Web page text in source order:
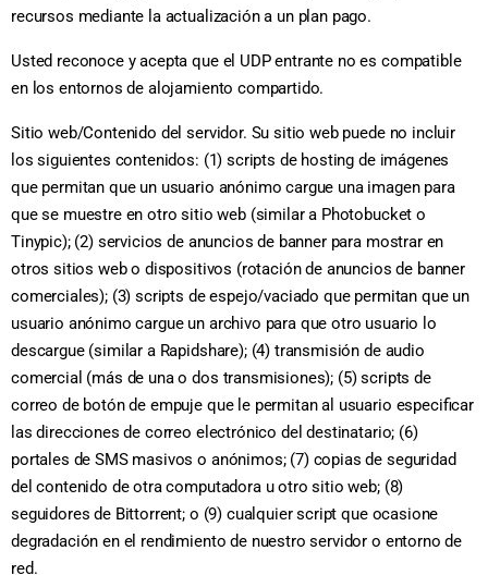
recursos mediante la actualización a un plan pago.
Usted reconoce y acepta que el UDP entrante no es compatible
en los entornos de alojamiento compartido.
Sitio web/Contenido del servidor. Su sitio web puede no incluir
los siguientes contenidos: (1) scripts de hosting de imágenes
que permitan que un usuario anónimo cargue una imagen para
que se muestre en otro sitio web (similar a Photobucket o
Tinypic); (2) servicios de anuncios de banner para mostrar en
otros sitios web o dispositivos (rotación de anuncios de banner
comerciales); (3) scripts de espejo/vaciado que permitan que un
usuario anónimo cargue un archivo para que otro usuario lo
descargue (similar a Rapidshare); (4) transmisión de audio
comercial (más de una o dos transmisiones); (5) scripts de
correo de botón de empuje que le permitan al usuario especificar
las direcciones de correo electrónico del destinatario; (6)
portales de SMS masivos o anónimos; (7) copias de seguridad
del contenido de otra computadora u otro sitio web; (8)
seguidores de Bittorrent; o (9) cualquier script que ocasione
degradación en el rendimiento de nuestro servidor o entorno de
red.